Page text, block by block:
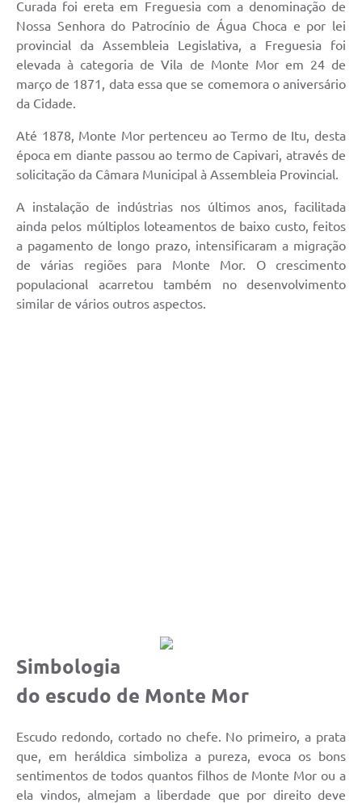
Curada foi ereta em Freguesia com a denominação de
Nossa Senhora do Patrocínio de Água Choca e por lei
provincial da Assembleia Legislativa, a Freguesia foi
elevada à categoria de Vila de Monte Mor em 24 de
março de 1871, data essa que se comemora o aniversário
da Cidade.
Até 1878, Monte Mor pertenceu ao Termo de Itu, desta
época em diante passou ao termo de Capivari, através de
solicitação da Câmara Municipal à Assembleia Provincial.
A instalação de indústrias nos últimos anos, facilitada
ainda pelos múltiplos loteamentos de baixo custo, feitos
a pagamento de longo prazo, intensificaram a migração
de várias regiões para Monte Mor. O crescimento
populacional acarretou também no desenvolvimento
similar de vários outros aspectos.
Simbologia
do escudo de Monte Mor
Escudo redondo, cortado no chefe. No primeiro, a prata
que, em heráldica simboliza a pureza, evoca os bons
sentimentos de todos quantos filhos de Monte Mor ou a
ela vindos, almejam a liberdade que por direito deve